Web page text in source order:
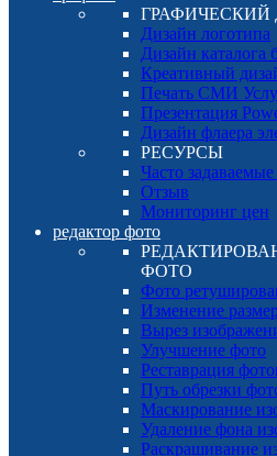
ГРАФИЧЕСКИЙ
Дизайн логотипа
Дизайн
Креативный
Печать СМИ
Презентация
Дизайн флаера
РЕСУРСЫ
Часто
Отзыв
Мониторинг цен
редактор фото
ФОТО
Фото
Изменение
Вырез
Улучшение фото
Реставрация
Путь обрезки
Маскирование
Удаление фона
Раскрашивание